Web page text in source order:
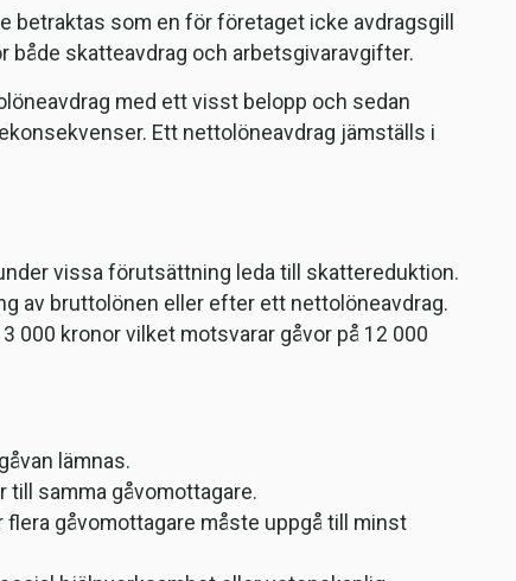
betraktas som en för företaget icke avdragsgill
både skatteavdrag och arbetsgivaravgifter.
med ett visst belopp och sedan
Ett nettolöneavdrag jämställs i
vissa förutsättning leda till skattereduktion.
av bruttolönen eller efter ett nettolöneavdrag.
000 kronor vilket motsvarar gåvor på 12 000
lämnas.
till samma gåvomottagare.
gåvomottagare måste uppgå till minst